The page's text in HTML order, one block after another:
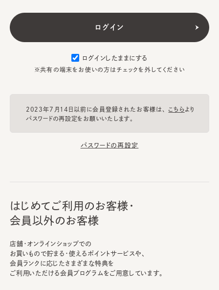
ログインしたままにする
※共有の端末をお使いの方はチェックを外してください
2023年7月14日以前に会員登録されたお客様は、 こちらより
パスワードの再設定をお願いいたします。
パスワードの再設定
はじめてご利用のお客様・
会員以外のお客様
店舗・オンラインショップでの
お買いもので貯まる・使えるポイントサービスや、
会員ランクに応じたさまざまな特典を
ご利用いただける会員プログラムをご用意しています。